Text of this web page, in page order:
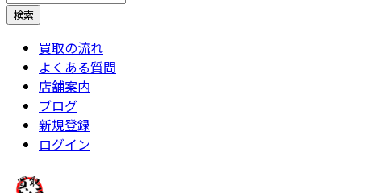
買取の流れ
よくある質問
店舗案内
ブログ
新規登録
ログイン